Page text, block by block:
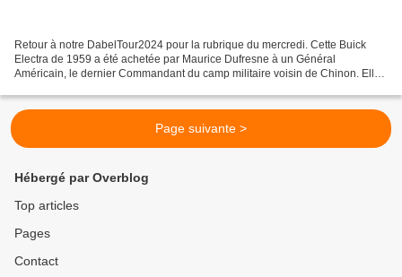
Retour à notre DabelTour2024 pour la rubrique du mercredi. Cette Buick
Electra de 1959 a été achetée par Maurice Dufresne à un Général
Américain, le dernier Commandant du camp militaire voisin de Chinon. Elle
Page suivante >
Hébergé par Overblog
Top articles
Pages
Contact